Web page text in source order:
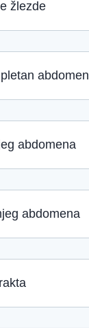
žlezde
abdomen
abdomena
abdomena